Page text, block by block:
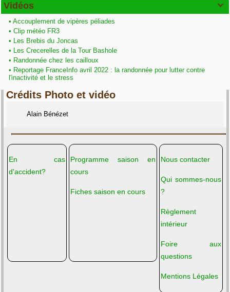

Vidéos
• Accouplement de vipères péliades
• Clip météo FR3
• Les Brebis du Joncas
• Les Crecerelles de la Tour Bashole
• Randonnée chez les cailloux
• Reportage FranceInfo avril 2022 : la randonnée pour lutter contre
l'inactivité et le stress
Crédits Photo et vidéo
Alain Bénézet
En cas
d'accident?
Programme saison en
cours
Fiches saison en cours
Nous contacter
Qui sommes-nous
?
Règlement
intérieur
Foire aux
questions
Mentions Légales